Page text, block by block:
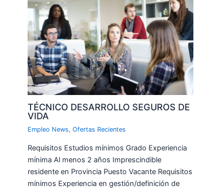
TÉCNICO DESARROLLO SEGUROS DE
VIDA
Empleo News,Ofertas Recientes
Requisitos Estudios mínimos Grado Experiencia
mínima Al menos 2 años Imprescindible
residente en Provincia Puesto Vacante Requisitos
mínimos Experiencia en gestión/definición de